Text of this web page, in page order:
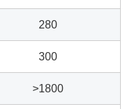
280
300
>1800